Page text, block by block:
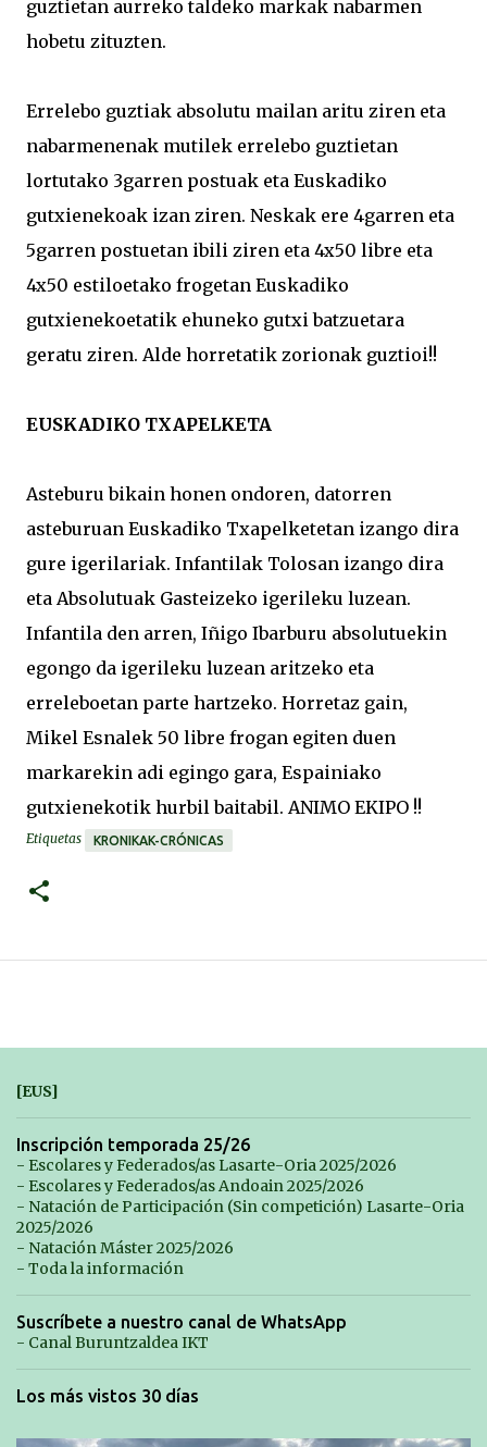
guztietan aurreko taldeko markak nabarmen
hobetu zituzten.
Errelebo guztiak absolutu mailan aritu ziren eta
nabarmenenak mutilek errelebo guztietan
lortutako 3garren postuak eta Euskadiko
gutxienekoak izan ziren. Neskak ere 4garren eta
5garren postuetan ibili ziren eta 4x50 libre eta
4x50 estiloetako frogetan Euskadiko
gutxienekoetatik ehuneko gutxi batzuetara
geratu ziren. Alde horretatik zorionak guztioi!!
EUSKADIKO TXAPELKETA
Asteburu bikain honen ondoren, datorren
asteburuan Euskadiko Txapelketetan izango dira
gure igerilariak. Infantilak Tolosan izango dira
eta Absolutuak Gasteizeko igerileku luzean.
Infantila den arren, Iñigo Ibarburu absolutuekin
egongo da igerileku luzean aritzeko eta
erreleboetan parte hartzeko. Horretaz gain,
Mikel Esnalek 50 libre frogan egiten duen
markarekin adi egingo gara, Espainiako
gutxienekotik hurbil baitabil. ANIMO EKIPO !!
Etiquetas KRONIKAK-CRÓNICAS
[EUS]
Inscripción temporada 25/26
- Escolares y Federados/as Lasarte-Oria 2025/2026
- Escolares y Federados/as Andoain 2025/2026
- Natación de Participación (Sin competición) Lasarte-Oria
2025/2026
- Natación Máster 2025/2026
- Toda la información
Suscríbete a nuestro canal de WhatsApp
- Canal Buruntzaldea IKT
Los más vistos 30 días